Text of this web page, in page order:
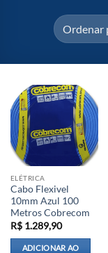
ELÉTRICA
Cabo Flexivel
10mm Azul 100
Metros Cobrecom
R$1.289,90
ADICIONAR AO